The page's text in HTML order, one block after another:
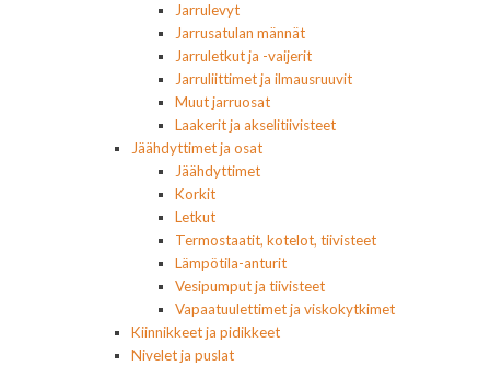
Jarrulevyt
Jarrusatulan männät
Jarruletkut ja -vaijerit
Jarruliittimet ja ilmausruuvit
Muut jarruosat
Laakerit ja akselitiivisteet
Jäähdyttimet ja osat
Jäähdyttimet
Korkit
Letkut
Termostaatit, kotelot, tiivisteet
Lämpötila-anturit
Vesipumput ja tiivisteet
Vapaatuulettimet ja viskokytkimet
Kiinnikkeet ja pidikkeet
Nivelet ja puslat